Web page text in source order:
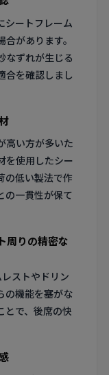
シートフレーム
があります。
なずれが生じる
合を確認しまし
高い方が多いた
を使用したシー
の低い製法で作
の一貫性が保て
周りの精密な
ストやドリン
の機能を塞がな
とで、後席の快